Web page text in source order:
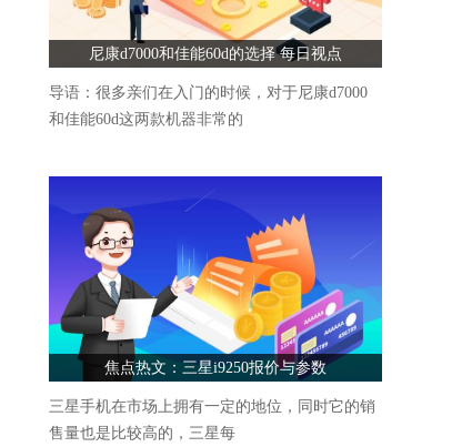
尼康d7000和佳能60d的选择 每日视点
导语：很多亲们在入门的时候，对于尼康d7000
和佳能60d这两款机器非常的
焦点热文：三星i9250报价与参数
三星手机在市场上拥有一定的地位，同时它的销
售量也是比较高的，三星每